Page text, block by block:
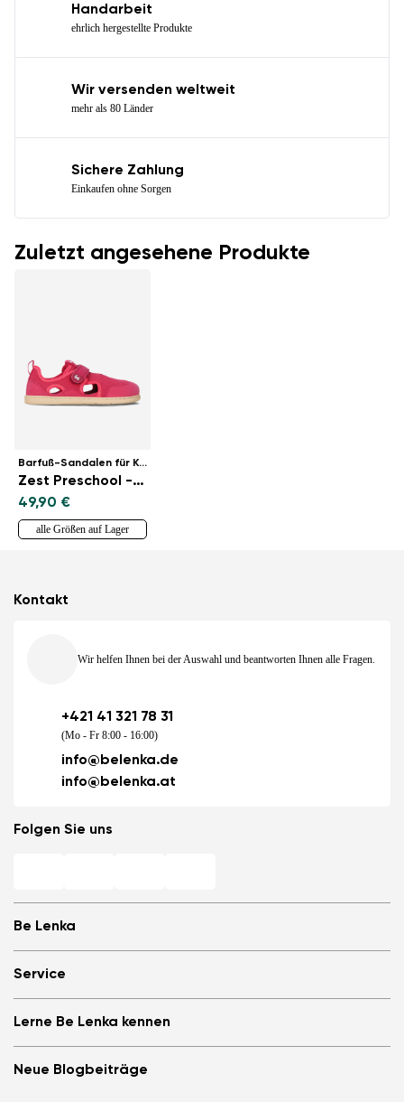
Handarbeit
ehrlich hergestellte Produkte
Wir versenden weltweit
mehr als 80 Länder
Sichere Zahlung
Einkaufen ohne Sorgen
Zuletzt angesehene Produkte
Barfuß-Sandalen für Kinder
Zest Preschool - Berry
49,90 €
alle Größen auf Lager
Be Lenka
Store Locator
Über uns
Be Lenka in den Medien
Cookies
Datenschutzinformationen
Service
Anmelden
Be Lenka empfehlen &amp; Geld verdienen
Allgemeine Geschäftsbedingungen, Umtausch und Widerrufsrecht
Lerne Be Lenka kennen
Be Lenka Kids
Neue Blogbeiträge
Kontakt
Wir helfen Ihnen bei der Auswahl und beantworten Ihnen alle Fragen.
+421 41 321 78 31
(Mo - Fr 8:00 - 16:00)
info@belenka.de
info@belenka.at
Folgen Sie uns